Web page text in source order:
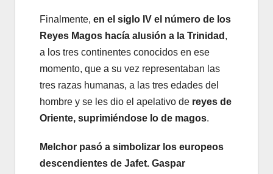
Finalmente, en el siglo IV el número de los
Reyes Magos hacía alusión a la Trinidad ,
a los tres continentes conocidos en ese
momento, que a su vez representaban las
tres razas humanas, a las tres edades del
hombre y se les dio el apelativo de reyes de
Oriente, suprimiéndose lo de magos.
Melchor pasó a simbolizar los europeos
descendientes de Jafet. Gaspar